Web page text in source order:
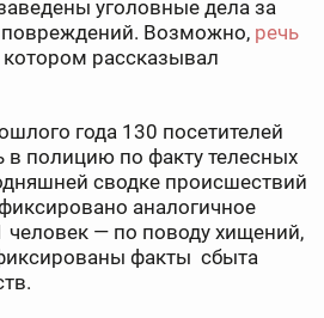
уголовные дела за
повреждений. Возможно, речь
котором рассказывал
года 130 посетителей
в полицию по факту телесных
сводке происшествий
аналогичное
человек — по поводу хищений,
факты сбыта